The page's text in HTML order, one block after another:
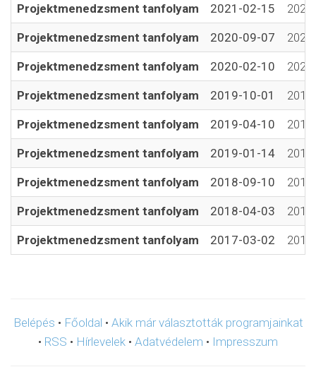
Projektmenedzsment tanfolyam 2021-02-15
Projektmenedzsment tanfolyam 2020-09-07
Projektmenedzsment tanfolyam 2020-02-10
Projektmenedzsment tanfolyam 2019-10-01
Projektmenedzsment tanfolyam 2019-04-10
Projektmenedzsment tanfolyam 2019-01-14
Projektmenedzsment tanfolyam 2018-09-10
Projektmenedzsment tanfolyam 2018-04-03
Projektmenedzsment tanfolyam 2017-03-02
Belépés • Főoldal • Akik már választották programjainkat
• RSS • Hírlevelek • Adatvédelem • Impresszum